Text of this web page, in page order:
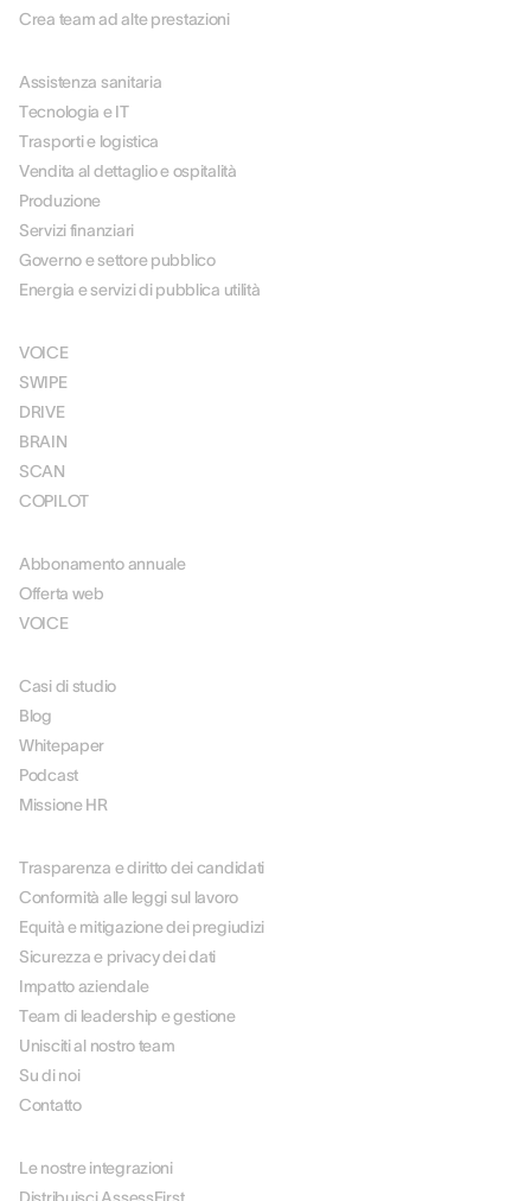
Crea team ad alte prestazioni
Assistenza sanitaria
Tecnologia e IT
Trasporti e logistica
Vendita al dettaglio e ospitalità
Produzione
Servizi finanziari
Governo e settore pubblico
Energia e servizi di pubblica utilità
VOICE
SWIPE
DRIVE
BRAIN
SCAN
COPILOT
Abbonamento annuale
Offerta web
VOICE
Casi di studio
Blog
Whitepaper
Podcast
Missione HR
Trasparenza e diritto dei candidati
Conformità alle leggi sul lavoro
Equità e mitigazione dei pregiudizi
Sicurezza e privacy dei dati
Impatto aziendale
Team di leadership e gestione
Unisciti al nostro team
Su di noi
Contatto
Le nostre integrazioni